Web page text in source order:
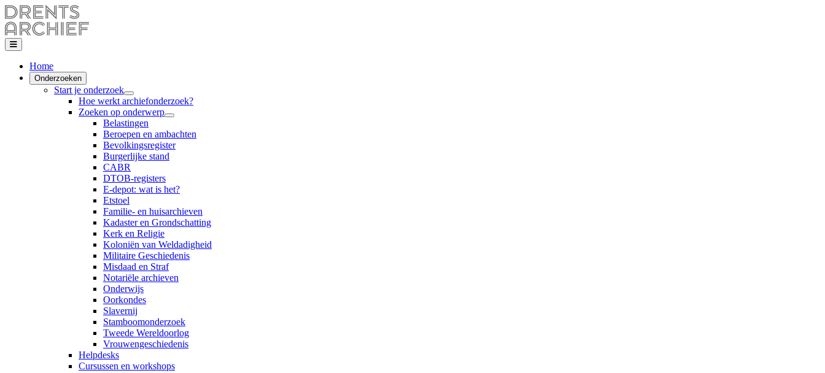
Home
Onderzoeken
Start je onderzoek
Hoe werkt archiefonderzoek?
Zoeken op onderwerp
Belastingen
Beroepen en ambachten
Bevolkingsregister
Burgerlijke stand
CABR
DTOB-registers
E-depot: wat is het?
Etstoel
Familie- en huisarchieven
Kadaster en Grondschatting
Kerk en Religie
Koloniën van Weldadigheid
Militaire Geschiedenis
Misdaad en Straf
Notariële archieven
Onderwijs
Oorkondes
Slavernij
Stamboomonderzoek
Tweede Wereldoorlog
Vrouwengeschiedenis
Helpdesks
Cursussen en workshops